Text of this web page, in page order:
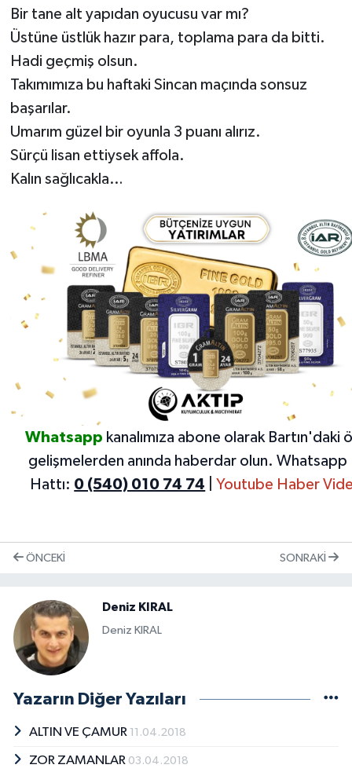
Bir tane alt yapıdan oyucusu var mı?
Üstüne üstlük hazır para, toplama para da bitti.
Hadi geçmiş olsun.
Takımımıza bu haftaki Sincan maçında sonsuz
başarılar.
Umarım güzel bir oyunla 3 puanı alırız.
Sürçü lisan ettiysek affola.
Kalın sağlıcakla…
Whatsapp kanalımıza abone olarak Bartın'daki
gelişmelerden anında haberdar olun. Whatsapp
Hattı: 0 (540) 010 74 74 |Youtube Haber
ÖNCEKI SONRAKI
Deniz KIRAL
Deniz KIRAL
Yazarın Diğer Yazıları
ALTIN VE ÇAMUR 11.04.2018
ZOR ZAMANLAR 03.04.2018